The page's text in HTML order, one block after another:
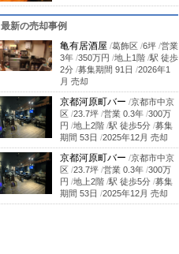
最新の売却事例
亀有居酒屋 /葛飾区 /6坪 /営業
3年 /350万円 /地上1階 /駅 徒歩
2分 /募集期間 91日 /2026年1
月 売却
京都河原町バー /京都市中京
区 /23.7坪 /営業 0.3年 /300万
円 /地上2階 /駅 徒歩5分 /募集
期間 53日 /2025年12月 売却
京都河原町バー /京都市中京
区 /23.7坪 /営業 0.3年 /300万
円 /地上2階 /駅 徒歩5分 /募集
期間 53日 /2025年12月 売却